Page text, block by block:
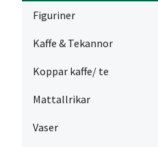
Figuriner
Kaffe & Tekannor
Koppar kaffe/ te
Mattallrikar
Vaser